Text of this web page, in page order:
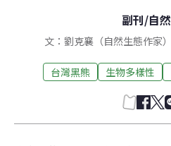
副刊/自
文：劉克襄（自然生態作家
台灣黑熊 生物多樣性